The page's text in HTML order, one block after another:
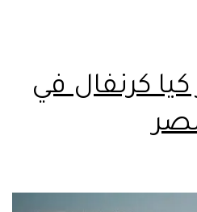
كرنفال في